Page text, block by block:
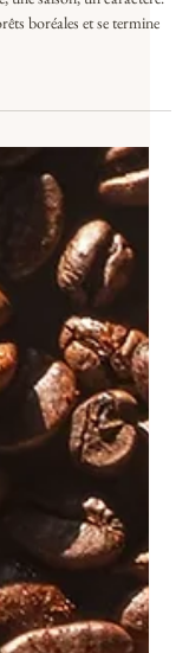
boréales et se termine